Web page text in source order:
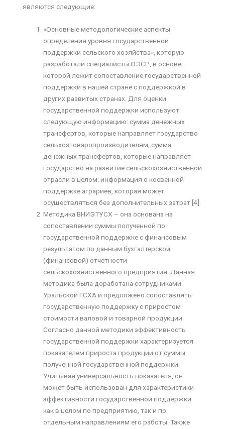
являются следующие:
«Основные методологические аспекты
определения уровня государственной
поддержки сельского хозяйства», которую
разработали специалисты ОЭСР, в основе
которой лежит сопоставление государственной
поддержки в нашей стране с поддержкой в
других развитых странах. Для оценки
государственной поддержки используют
следующую информацию: сумма денежных
трансфертов, которые направляет государство
сельхозтоваропроизводителям; сумма
денежных трансфертов, которые направляет
государство на развитие сельскохозяйственной
отрасли в целом; информация о косвенной
поддержке аграриев, которая может
осуществляться без дополнительных затрат [4].
Методика ВНИЭТУСХ – она основана на
сопоставлении суммы полученной по
государственной поддержке с финансовым
результатом по данным бухгалтерской
(финансовой) отчетности
сельскохозяйственного предприятия. Данная
методика была доработана сотрудниками
Уральской ГСХА и предложено сопоставлять
государственную поддержку с приростом
стоимости валовой и товарной продукции.
Согласно данной методики эффективность
государственной поддержки характеризуется
показателем прироста продукции от суммы
полученной государственной поддержки.
Учитывая универсальность показателя, он
может быть использован для характеристики
эффективности государственной поддержки
как в целом по предприятию, так и по
отдельным направлениям его работы. Также